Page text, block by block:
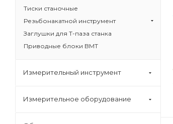
Тиски станочные
Резьбонакатной инструмент
Заглушки для Т-паза станка
Приводные блоки BMT
Измерительный инструмент
Измерительное оборудование